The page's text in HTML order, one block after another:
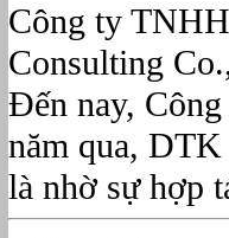
Công ty
Consulting
Đến nay,
năm qua,
là nhờ sự hợp